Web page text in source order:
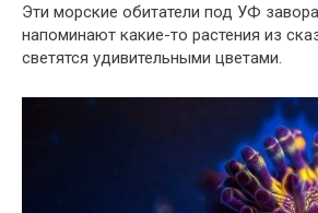
Эти морские обитатели под УФ
напоминают какие-то растения из
светятся удивительными цветами.